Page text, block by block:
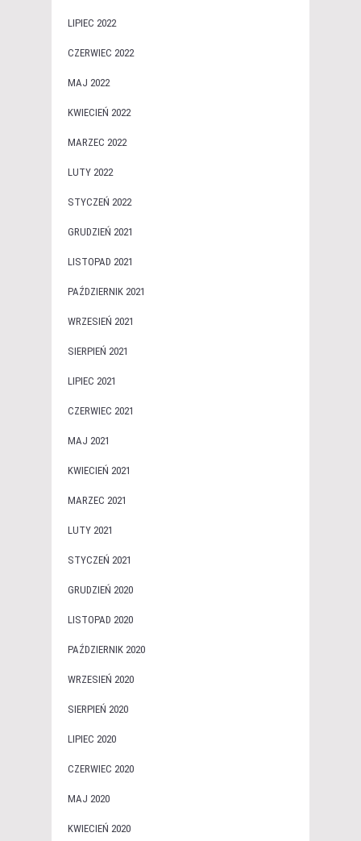
LIPIEC 2022
CZERWIEC 2022
MAJ 2022
KWIECIEŃ 2022
MARZEC 2022
LUTY 2022
STYCZEŃ 2022
GRUDZIEŃ 2021
LISTOPAD 2021
PAŹDZIERNIK 2021
WRZESIEŃ 2021
SIERPIEŃ 2021
LIPIEC 2021
CZERWIEC 2021
MAJ 2021
KWIECIEŃ 2021
MARZEC 2021
LUTY 2021
STYCZEŃ 2021
GRUDZIEŃ 2020
LISTOPAD 2020
PAŹDZIERNIK 2020
WRZESIEŃ 2020
SIERPIEŃ 2020
LIPIEC 2020
CZERWIEC 2020
MAJ 2020
KWIECIEŃ 2020